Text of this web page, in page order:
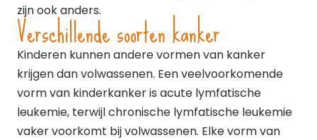
zijn ook anders.
Verschillende soorten kanker
Kinderen kunnen andere vormen van kanker
krijgen dan volwassenen. Een veelvoorkomende
vorm van kinderkanker is acute lymfatische
leukemie, terwijl chronische lymfatische leukemie
vaker voorkomt bij volwassenen. Elke vorm van